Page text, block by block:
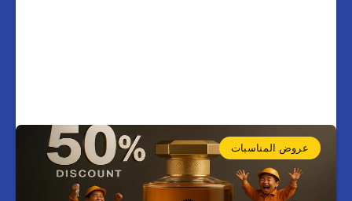
عروض المناسبات